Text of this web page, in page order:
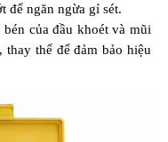
để ngăn ngừa gỉ sét.
bén của đầu khoét và mũi
thế để đảm bảo hiệu